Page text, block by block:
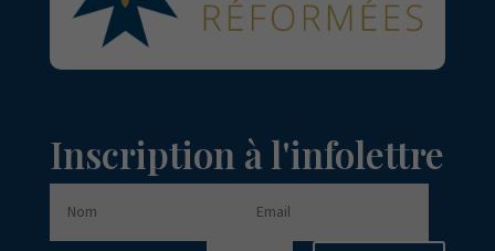
Inscription à l'infolettre